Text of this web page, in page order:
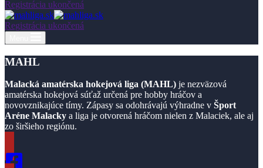
Registrácia ukončená
Registrácia ukončená
MAHL
Malacká amatérska hokejová liga (MAHL) je nezväzová
amatérska hokejová súťaž určená pre hobby hráčov a
novovznikajúce tímy. Zápasy sa odohrávajú výhradne v Šport
Aréne Malacky a liga je otvorená hráčom nielen z Malaciek, ale aj
zo širšieho regiónu.